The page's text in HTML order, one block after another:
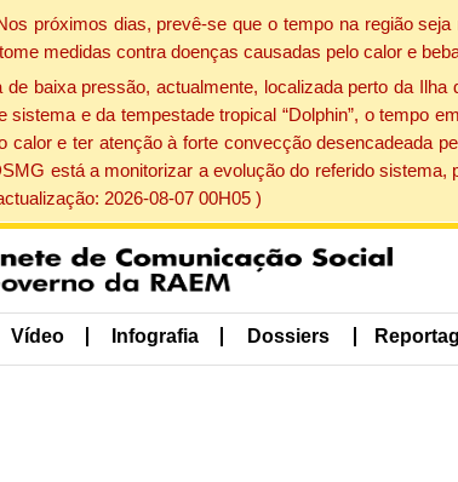
próximos dias, prevê-se que o tempo na região
medidas contra doenças causadas pelo calor e
baixa pressão, actualmente, localizada perto da
sistema e da tempestade tropical “Dolphin”, o tempo
e ter atenção à forte convecção desencadeada
está a monitorizar a evolução do referido
2026-08-07 00H05 )
Vídeo Infografia Dossiers